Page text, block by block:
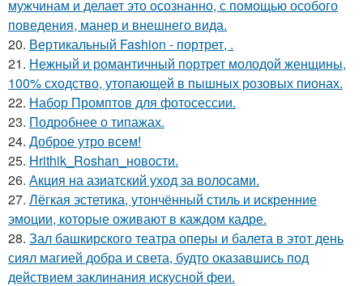
мужчинам и делает это осознанно, с помощью особого
поведения, манер и внешнего вида.
20. Вертикальный Fashion - портрет, .
21. Нежный и романтичный портрет молодой женщины,
100% сходство, утопающей в пышных розовых пионах.
22. Набор Промптов для фотосессии.
23. Подробнее о типажах.
24. Доброе утро всем!
25. Hrithik_Roshan_новости.
26. Акция на азиатский уход за волосами.
27. Лёгкая эстетика, утончённый стиль и искренние
эмоции, которые оживают в каждом кадре.
28. Зал башкирского театра оперы и балета в этот день
сиял магией добра и света, будто оказавшись под
действием заклинания искусной феи.